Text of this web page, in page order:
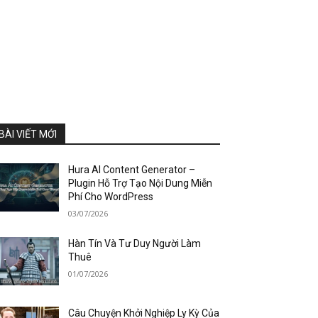
BÀI VIẾT MỚI
Hura AI Content Generator –
Plugin Hỗ Trợ Tạo Nội Dung Miễn
Phí Cho WordPress
03/07/2026
Hàn Tín Và Tư Duy Người Làm
Thuê
01/07/2026
Câu Chuyện Khởi Nghiệp Ly Kỳ Của